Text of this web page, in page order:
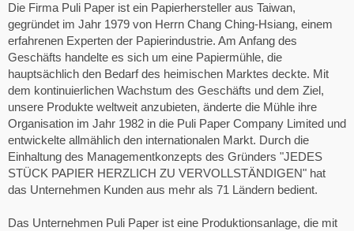
Die Firma Puli Paper ist ein Papierhersteller aus Taiwan,
gegründet im Jahr 1979 von Herrn Chang Ching-Hsiang, einem
erfahrenen Experten der Papierindustrie. Am Anfang des
Geschäfts handelte es sich um eine Papiermühle, die
hauptsächlich den Bedarf des heimischen Marktes deckte. Mit
dem kontinuierlichen Wachstum des Geschäfts und dem Ziel,
unsere Produkte weltweit anzubieten, änderte die Mühle ihre
Organisation im Jahr 1982 in die Puli Paper Company Limited und
entwickelte allmählich den internationalen Markt. Durch die
Einhaltung des Managementkonzepts des Gründers "JEDES
STÜCK PAPIER HERZLICH ZU VERVOLLSTÄNDIGEN" hat
das Unternehmen Kunden aus mehr als 71 Ländern bedient.
Das Unternehmen Puli Paper ist eine Produktionsanlage, die mit